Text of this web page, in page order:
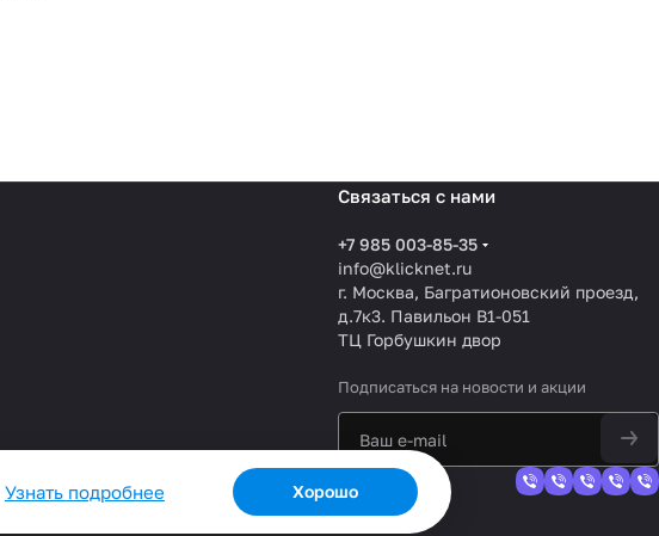
Связаться с нами
+7 985 003-85-35
info@klicknet.ru
г. Москва, Багратионовский проезд,
д.7к3. Павильон B1-051
ТЦ Горбушкин двор
Подписаться на новости и акции
Узнать подробнее Хорошо